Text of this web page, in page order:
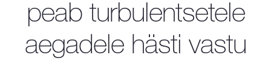
peab turbulentsetele
aegadele hästi vastu